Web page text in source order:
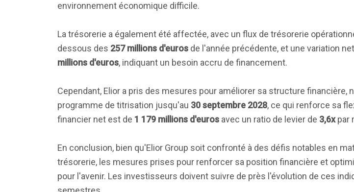
environnement économique difficile.
La trésorerie a également été affectée, avec un flux de trésorerie
dessous des 257 millions d'euros de l'année précédente, et une variation
millions d'euros, indiquant un besoin accru de financement.
Cependant, Elior a pris des mesures pour améliorer sa structure financière,
programme de titrisation jusqu'au 30 septembre 2028, ce qui renforce sa
financier net est de 1 179 millions d'euros avec un ratio de levier de 3,6xpar
En conclusion, bien qu'Elior Group soit confronté à des défis notables en
trésorerie, les mesures prises pour renforcer sa position financière et
pour l'avenir. Les investisseurs doivent suivre de près l'évolution de ces